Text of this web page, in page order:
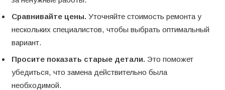
Сравнивайте цены. Уточняйте стоимость ремонта у
нескольких специалистов, чтобы выбрать оптимальный
вариант.
Просите показать старые детали. Это поможет
убедиться, что замена действительно была
необходимой.